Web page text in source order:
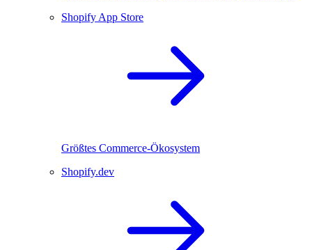
Shopify App Store
Größtes Commerce-Ökosystem
Shopify.dev